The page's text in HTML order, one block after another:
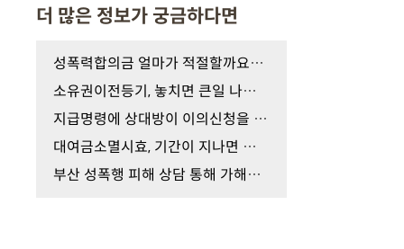
더 많은 정보가 궁금하다면
성폭력합의금 얼마가 적절할까요? 피해자가 가장 많…
소유권이전등기, 놓치면 큰일 나는 이유
지급명령에 상대방이 이의신청을 했다면?
대여금소멸시효, 기간이 지나면 청구하지 못할까?
부산 성폭행 피해 상담 통해 가해자 합의와 피해배상…